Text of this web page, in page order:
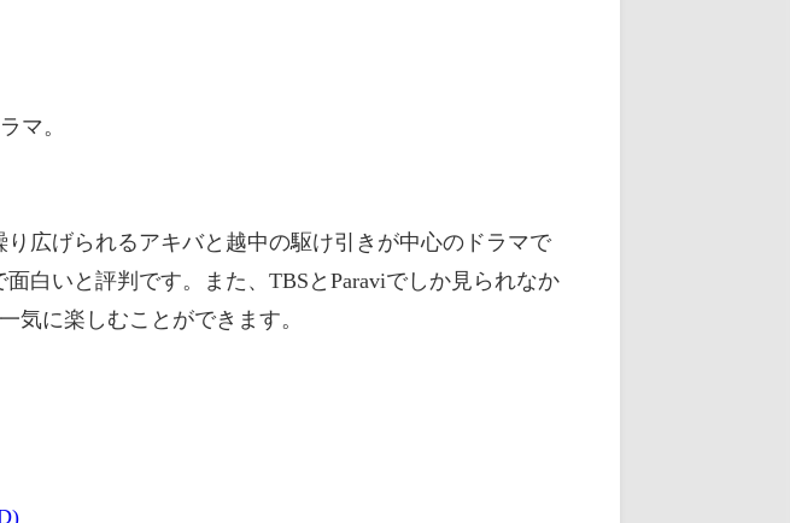
マ。
広げられるアキバと越中の駆け引きが中心のドラマで
白いと評判です。また、TBSとParaviでしか見られなか
気に楽しむことができます。